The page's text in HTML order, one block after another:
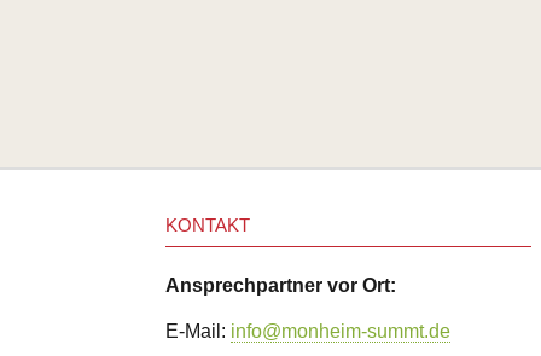
Allgemein
Biologische
Vielfalt
KONTAKT
Ansprechpartner vor Ort:
E-Mail: info@monheim-summt.de